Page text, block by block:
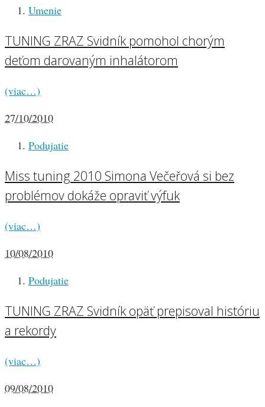
Umenie
TUNING ZRAZ Svidník pomohol chorým
deťom darovaným inhalátorom
(viac…)
27/10/2010
Podujatie
Miss tuning 2010 Simona Večeřová si bez
problémov dokáže opraviť výfuk
(viac…)
10/08/2010
Podujatie
TUNING ZRAZ Svidník opäť prepisoval históriu
a rekordy
(viac…)
09/08/2010